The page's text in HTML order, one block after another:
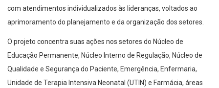
com atendimentos individualizados às lideranças, voltados ao
aprimoramento do planejamento e da organização dos setores.
O projeto concentra suas ações nos setores do Núcleo de
Educação Permanente, Núcleo Interno de Regulação, Núcleo de
Qualidade e Segurança do Paciente, Emergência, Enfermaria,
Unidade de Terapia Intensiva Neonatal (UTIN) e Farmácia, áreas